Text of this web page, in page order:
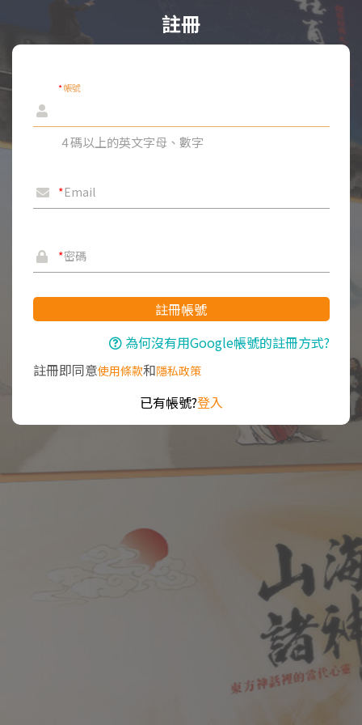
註冊
*帳號
4 碼以上的英文字母、數字
*Email
*密碼
註冊帳號
為何沒有用Google帳號的註冊方式?
註冊即同意使用條款和隱私政策
已有帳號?登入